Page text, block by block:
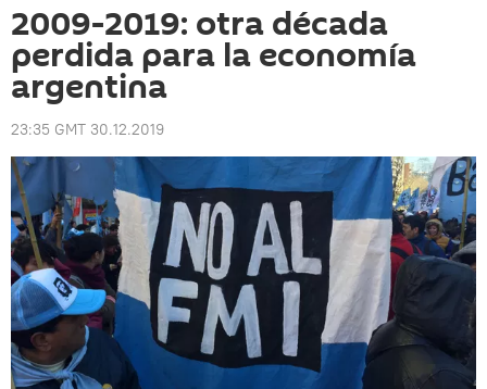
2009-2019: otra década
perdida para la economía
argentina
23:35 GMT 30.12.2019